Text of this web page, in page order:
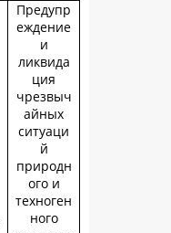
Предупр
еждение
и
ликвида
ция
чрезвыч
айных
ситуаци
й
природн
ого и
техноген
ного